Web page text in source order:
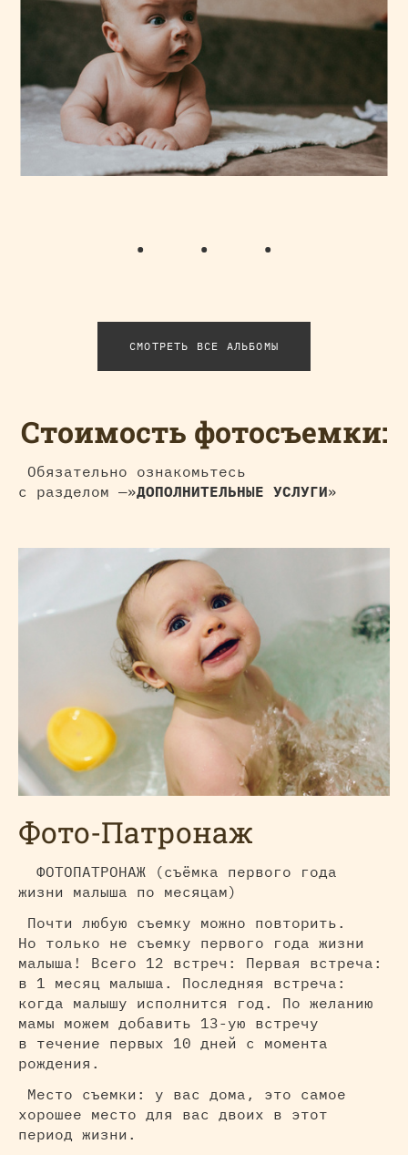
СМОТРЕТЬ ВСЕ АЛЬБОМЫ
Стоимость фотосъемки:
Обязательно ознакомьтесь
с разделом —»ДОПОЛНИТЕЛЬНЫЕ УСЛУГИ»
Фото-Патронаж
ФОТОПАТРОНАЖ (съёмка первого года
жизни малыша по месяцам)
Почти любую съемку можно повторить.
Но только не съемку первого года жизни
малыша! Всего 12 встреч: Первая встреча:
в 1 месяц малыша. Последняя встреча:
когда малышу исполнится год. По желанию
мамы можем добавить 13-ую встречу
в течение первых 10 дней с момента
рождения.
Место съемки: у вас дома, это самое
хорошее место для вас двоих в этот
период жизни.